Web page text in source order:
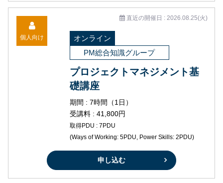
個人向け
オンライン
PM総合知識グループ
プロジェクトマネジメント基
礎講座
期間 : 7時間（1日）
受講料 : 41,800円
取得PDU : 7PDU
(Ways of Working: 5PDU, Power Skills: 2PDU)
直近の開催日 : 2026.08.25(火)
申し込む